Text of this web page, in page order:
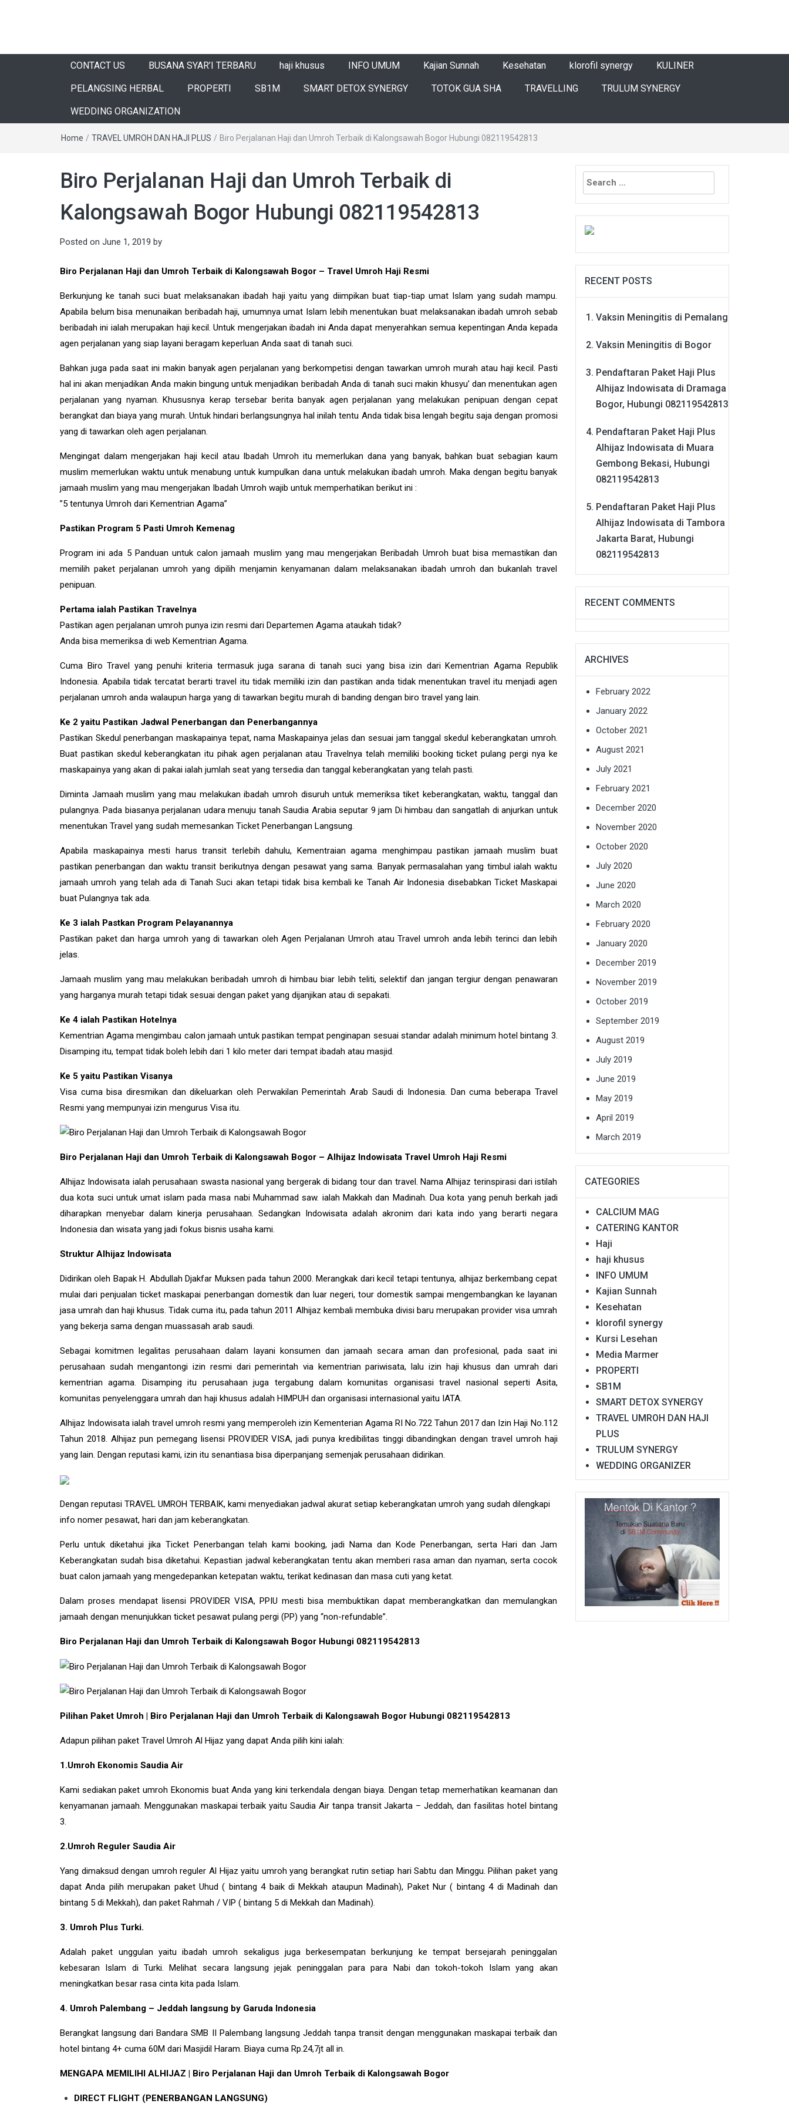
CONTACT US BUSANA SYAR’I TERBARU haji khusus INFO UMUM Kajian Sunnah Kesehatan klorofil synergy KULINER
PELANGSING HERBAL PROPERTI SB1M SMART DETOX SYNERGY TOTOK GUA SHA TRAVELLING TRULUM SYNERGY
WEDDING ORGANIZATION
Home / TRAVEL UMROH DAN HAJI PLUS / Biro Perjalanan Haji dan Umroh Terbaik di Kalongsawah Bogor Hubungi 082119542813
Biro Perjalanan Haji dan Umroh Terbaik di
Kalongsawah Bogor Hubungi 082119542813
Posted on June 1, 2019 by
Biro Perjalanan Haji dan Umroh Terbaik di Kalongsawah Bogor – Travel Umroh Haji Resmi
Berkunjung ke tanah suci buat melaksanakan ibadah haji yaitu yang diimpikan buat tiap-tiap umat Islam yang sudah mampu.
Apabila belum bisa menunaikan beribadah haji, umumnya umat Islam lebih menentukan buat melaksanakan ibadah umroh sebab
beribadah ini ialah merupakan haji kecil. Untuk mengerjakan ibadah ini Anda dapat menyerahkan semua kepentingan Anda kepada
agen perjalanan yang siap layani beragam keperluan Anda saat di tanah suci.
Bahkan juga pada saat ini makin banyak agen perjalanan yang berkompetisi dengan tawarkan umroh murah atau haji kecil. Pasti
hal ini akan menjadikan Anda makin bingung untuk menjadikan beribadah Anda di tanah suci makin khusyu’ dan menentukan agen
perjalanan yang nyaman. Khususnya kerap tersebar berita banyak agen perjalanan yang melakukan penipuan dengan cepat
berangkat dan biaya yang murah. Untuk hindari berlangsungnya hal inilah tentu Anda tidak bisa lengah begitu saja dengan promosi
yang di tawarkan oleh agen perjalanan.
Mengingat dalam mengerjakan haji kecil atau Ibadah Umroh itu memerlukan dana yang banyak, bahkan buat sebagian kaum
muslim memerlukan waktu untuk menabung untuk kumpulkan dana untuk melakukan ibadah umroh. Maka dengan begitu banyak
jamaah muslim yang mau mengerjakan Ibadah Umroh wajib untuk memperhatikan berikut ini :
”5 tentunya Umroh dari Kementrian Agama”
Pastikan Program 5 Pasti Umroh Kemenag
Program ini ada 5 Panduan untuk calon jamaah muslim yang mau mengerjakan Beribadah Umroh buat bisa memastikan dan
memilih paket perjalanan umroh yang dipilih menjamin kenyamanan dalam melaksanakan ibadah umroh dan bukanlah travel
penipuan.
Pertama ialah Pastikan Travelnya
Pastikan agen perjalanan umroh punya izin resmi dari Departemen Agama ataukah tidak?
Anda bisa memeriksa di web Kementrian Agama.
Cuma Biro Travel yang penuhi kriteria termasuk juga sarana di tanah suci yang bisa izin dari Kementrian Agama Republik
Indonesia. Apabila tidak tercatat berarti travel itu tidak memiliki izin dan pastikan anda tidak menentukan travel itu menjadi agen
perjalanan umroh anda walaupun harga yang di tawarkan begitu murah di banding dengan biro travel yang lain.
Ke 2 yaitu Pastikan Jadwal Penerbangan dan Penerbangannya
Pastikan Skedul penerbangan maskapainya tepat, nama Maskapainya jelas dan sesuai jam tanggal skedul keberangkatan umroh.
Buat pastikan skedul keberangkatan itu pihak agen perjalanan atau Travelnya telah memiliki booking ticket pulang pergi nya ke
maskapainya yang akan di pakai ialah jumlah seat yang tersedia dan tanggal keberangkatan yang telah pasti.
Diminta Jamaah muslim yang mau melakukan ibadah umroh disuruh untuk memeriksa tiket keberangkatan, waktu, tanggal dan
pulangnya. Pada biasanya perjalanan udara menuju tanah Saudia Arabia seputar 9 jam Di himbau dan sangatlah di anjurkan untuk
menentukan Travel yang sudah memesankan Ticket Penerbangan Langsung.
Apabila maskapainya mesti harus transit terlebih dahulu, Kementraian agama menghimpau pastikan jamaah muslim buat
pastikan penerbangan dan waktu transit berikutnya dengan pesawat yang sama. Banyak permasalahan yang timbul ialah waktu
jamaah umroh yang telah ada di Tanah Suci akan tetapi tidak bisa kembali ke Tanah Air Indonesia disebabkan Ticket Maskapai
buat Pulangnya tak ada.
Ke 3 ialah Pastkan Program Pelayanannya
Pastikan paket dan harga umroh yang di tawarkan oleh Agen Perjalanan Umroh atau Travel umroh anda lebih terinci dan lebih
jelas.
Jamaah muslim yang mau melakukan beribadah umroh di himbau biar lebih teliti, selektif dan jangan tergiur dengan penawaran
yang harganya murah tetapi tidak sesuai dengan paket yang dijanjikan atau di sepakati.
Ke 4 ialah Pastikan Hotelnya
Kementrian Agama mengimbau calon jamaah untuk pastikan tempat penginapan sesuai standar adalah minimum hotel bintang 3.
Disamping itu, tempat tidak boleh lebih dari 1 kilo meter dari tempat ibadah atau masjid.
Ke 5 yaitu Pastikan Visanya
Visa cuma bisa diresmikan dan dikeluarkan oleh Perwakilan Pemerintah Arab Saudi di Indonesia. Dan cuma beberapa Travel
Resmi yang mempunyai izin mengurus Visa itu.
Biro Perjalanan Haji dan Umroh Terbaik di Kalongsawah Bogor – Alhijaz Indowisata Travel Umroh Haji Resmi
Alhijaz Indowisata ialah perusahaan swasta nasional yang bergerak di bidang tour dan travel. Nama Alhijaz terinspirasi dari istilah
dua kota suci untuk umat islam pada masa nabi Muhammad saw. ialah Makkah dan Madinah. Dua kota yang penuh berkah jadi
diharapkan menyebar dalam kinerja perusahaan. Sedangkan Indowisata adalah akronim dari kata indo yang berarti negara
Indonesia dan wisata yang jadi fokus bisnis usaha kami.
Struktur Alhijaz Indowisata
Didirikan oleh Bapak H. Abdullah Djakfar Muksen pada tahun 2000. Merangkak dari kecil tetapi tentunya, alhijaz berkembang cepat
mulai dari penjualan ticket maskapai penerbangan domestik dan luar negeri, tour domestik sampai mengembangkan ke layanan
jasa umrah dan haji khusus. Tidak cuma itu, pada tahun 2011 Alhijaz kembali membuka divisi baru merupakan provider visa umrah
yang bekerja sama dengan muassasah arab saudi.
Sebagai komitmen legalitas perusahaan dalam layani konsumen dan jamaah secara aman dan profesional, pada saat ini
perusahaan sudah mengantongi izin resmi dari pemerintah via kementrian pariwisata, lalu izin haji khusus dan umrah dari
kementrian agama. Disamping itu perusahaan juga tergabung dalam komunitas organisasi travel nasional seperti Asita,
komunitas penyelenggara umrah dan haji khusus adalah HIMPUH dan organisasi internasional yaitu IATA.
Alhijaz Indowisata ialahtravel umroh resmi yang memperoleh izin Kementerian Agama RI No.722 Tahun 2017 dan Izin Haji No.112
Tahun 2018. Alhijaz pun pemegang lisensi PROVIDER VISA, jadi punya kredibilitas tinggi dibandingkan dengan travel umroh haji
yang lain. Dengan reputasi kami, izin itu senantiasa bisa diperpanjang semenjak perusahaan didirikan.
Dengan reputasi TRAVEL UMROH TERBAIK, kami menyediakan jadwal akurat setiap keberangkatan umroh yang sudah dilengkapi
info nomer pesawat, hari dan jam keberangkatan.
Perlu untuk diketahui jika Ticket Penerbangan telah kami booking, jadi Nama dan Kode Penerbangan, serta Hari dan Jam
Keberangkatan sudah bisa diketahui. Kepastian jadwal keberangkatan tentu akan memberi rasa aman dan nyaman, serta cocok
buat calon jamaah yang mengedepankan ketepatan waktu, terikat kedinasan dan masa cuti yang ketat.
Dalam proses mendapat lisensi PROVIDER VISA, PPIU mesti bisa membuktikan dapat memberangkatkan dan memulangkan
jamaah dengan menunjukkan ticket pesawat pulang pergi (PP) yang “non-refundable”.
Biro Perjalanan Haji dan Umroh Terbaik di Kalongsawah Bogor Hubungi 082119542813
Pilihan Paket Umroh | Biro Perjalanan Haji dan Umroh Terbaik di Kalongsawah Bogor Hubungi 082119542813
Adapun pilihan paket Travel Umroh Al Hijaz yang dapat Anda pilih kini ialah:
1.Umroh Ekonomis Saudia Air
Kami sediakan paket umroh Ekonomis buat Anda yang kini terkendala dengan biaya. Dengan tetap memerhatikan keamanan dan
kenyamanan jamaah. Menggunakan maskapai terbaik yaitu Saudia Air tanpa transit Jakarta – Jeddah, dan fasilitas hotel bintang
3.
2.Umroh Reguler Saudia Air
Yang dimaksud dengan umroh reguler Al Hijaz yaitu umroh yang berangkat rutin setiap hari Sabtu dan Minggu. Pilihan paket yang
dapat Anda pilih merupakan paket Uhud ( bintang 4 baik di Mekkah ataupun Madinah), Paket Nur ( bintang 4 di Madinah dan
bintang 5 di Mekkah), dan paket Rahmah / VIP ( bintang 5 di Mekkah dan Madinah).
3. Umroh Plus Turki.
Adalah paket unggulan yaitu ibadah umroh sekaligus juga berkesempatan berkunjung ke tempat bersejarah peninggalan
kebesaran Islam diTurki. Melihat secara langsung jejak peninggalan para para Nabi dan tokoh-tokoh Islam yang akan
meningkatkan besar rasa cinta kita pada Islam.
4. Umroh Palembang – Jeddah langsung by Garuda Indonesia
Berangkat langsung dari Bandara SMB II Palembang langsung Jeddah tanpa transit dengan menggunakan maskapai terbaik dan
hotel bintang 4+ cuma 60M dari Masjidil Haram. Biaya cuma Rp.24,7jt all in.
MENGAPA MEMILIHI ALHIJAZ | Biro Perjalanan Haji dan Umroh Terbaik di Kalongsawah Bogor
DIRECT FLIGHT (PENERBANGAN LANGSUNG)
Search
for:
RECENT POSTS
Vaksin Meningitis di Pemalang
Vaksin Meningitis di Bogor
Pendaftaran Paket Haji Plus
Alhijaz Indowisata di Dramaga
Bogor, Hubungi 082119542813
Pendaftaran Paket Haji Plus
Alhijaz Indowisata di Muara
Gembong Bekasi, Hubungi
082119542813
Pendaftaran Paket Haji Plus
Alhijaz Indowisata di Tambora
Jakarta Barat, Hubungi
082119542813
RECENT COMMENTS
ARCHIVES
February 2022
January 2022
October 2021
August 2021
July 2021
February 2021
December 2020
November 2020
October 2020
July 2020
June 2020
March 2020
February 2020
January 2020
December 2019
November 2019
October 2019
September 2019
August 2019
July 2019
June 2019
May 2019
April 2019
March 2019
CATEGORIES
CALCIUM MAG
CATERING KANTOR
Haji
haji khusus
INFO UMUM
Kajian Sunnah
Kesehatan
klorofil synergy
Kursi Lesehan
Media Marmer
PROPERTI
SB1M
SMART DETOX SYNERGY
TRAVEL UMROH DAN HAJI
PLUS
TRULUM SYNERGY
WEDDING ORGANIZER